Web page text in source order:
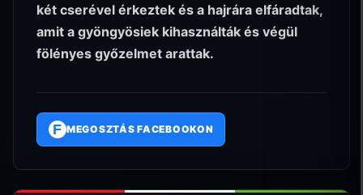
két cserével érkeztek és a hajrára elfáradtak,
amit a gyöngyösiek kihasználták és végül
fölényes győzelmet arattak.
F MEGOSZTÁS FACEBOOKON